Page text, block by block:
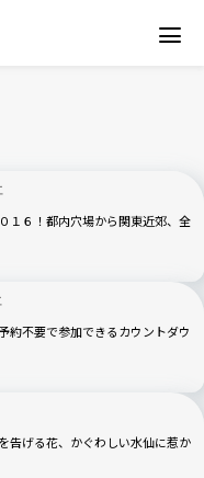
１６！都内穴場から関東近郊、全
約不要で参加できるカウントダウ
告げる花、かぐわしい水仙に惹か